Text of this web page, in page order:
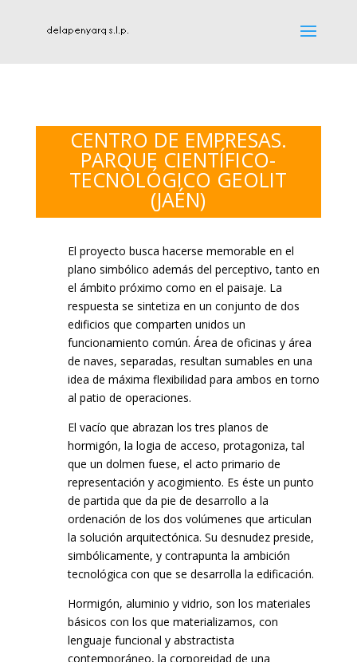
CENTRO DE EMPRESAS.
PARQUE CIENTÍFICO-
TECNOLÓGICO GEOLIT
(JAÉN)
El proyecto busca hacerse memorable en el
plano simbólico además del perceptivo, tanto en
el ámbito próximo como en el paisaje. La
respuesta se sintetiza en un conjunto de dos
edificios que comparten unidos un
funcionamiento común. Área de oficinas y área
de naves, separadas, resultan sumables en una
idea de máxima flexibilidad para ambos en torno
al patio de operaciones.
El vacío que abrazan los tres planos de
hormigón, la logia de acceso, protagoniza, tal
que un dolmen fuese, el acto primario de
representación y acogimiento. Es éste un punto
de partida que da pie de desarrollo a la
ordenación de los dos volúmenes que articulan
la solución arquitectónica. Su desnudez preside,
simbólicamente, y contrapunta la ambición
tecnológica con que se desarrolla la edificación.
Hormigón, aluminio y vidrio, son los materiales
básicos con los que materializamos, con
lenguaje funcional y abstractista
contemporáneo, la corporeidad de una